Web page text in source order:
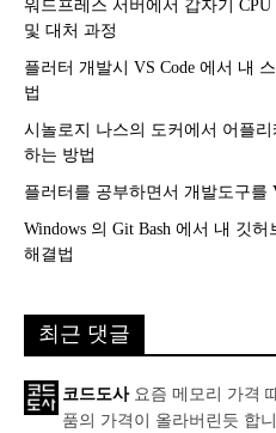
워드프레스 서버에서 갑자기
및 대처 과정
플러터 개발시 VS Code 에서 내
법
시놀로지 나스의 도커에서 어플
하는 방법
플러터를 공부하면서 개발도구를
Windows 의 Git Bash 에서 내 깃
해결법
최근 댓글
코드도사 요즘 메모리 가격
품의 가격이 올라버린듯 합